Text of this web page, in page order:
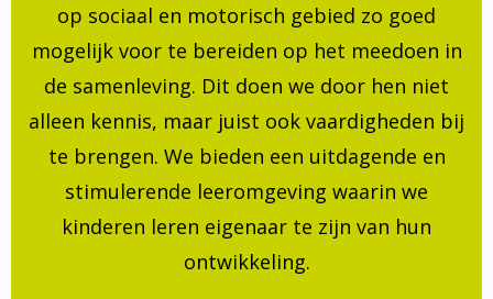
op sociaal en motorisch gebied zo goed
mogelijk voor te bereiden op het meedoen in
de samenleving. Dit doen we door hen niet
alleen kennis, maar juist ook vaardigheden bij
te brengen. We bieden een uitdagende en
stimulerende leeromgeving waarin we
kinderen leren eigenaar te zijn van hun
ontwikkeling.